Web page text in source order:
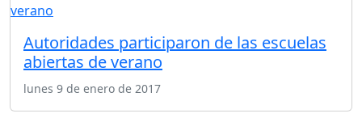
Autoridades participaron de las escuelas
abiertas de verano
lunes 9 de enero de 2017